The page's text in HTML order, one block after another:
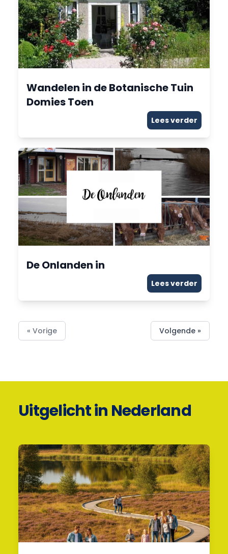
Wandelen in de Botanische Tuin
Domies Toen
Lees verder
De Onlanden in
Lees verder
« Vorige Volgende »
Uitgelicht in Nederland